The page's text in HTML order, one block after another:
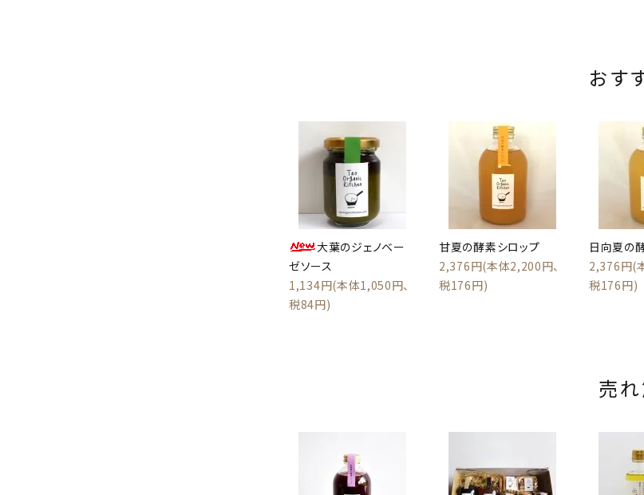
おす
大葉のジェノベー
ゼソース
1,134円(本体1,050円、
税84円)
甘夏の酵素シロップ
2,376円(本体2,200円、
税176円)
日向夏の
2,376円(
税176円)
売